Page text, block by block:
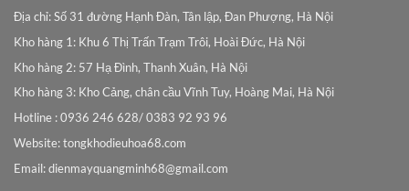
Địa chỉ: Số 31 đường Hạnh Đàn, Tân lập, Đan Phượng, Hà Nội
Kho hàng 1: Khu 6 Thị Trấn Trạm Trôi, Hoài Đức, Hà Nội
Kho hàng 2: 57 Hạ Đình, Thanh Xuân, Hà Nội
Kho hàng 3: Kho Cảng, chân cầu Vĩnh Tuy, Hoàng Mai, Hà Nội
Hotline : 0936 246 628/ 0383 92 93 96
Website: tongkhodieuhoa68.com
Email:dienmayquangminh68@gmail.com